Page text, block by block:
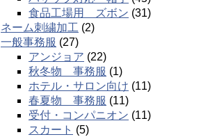
食品工場用 ズボン (31)
ネーム刺繍加工 (2)
一般事務服 (27)
アンジョア (22)
秋冬物 事務服 (1)
ホテル・サロン向け (11)
春夏物 事務服 (11)
受付・コンパニオン (11)
スカート (5)